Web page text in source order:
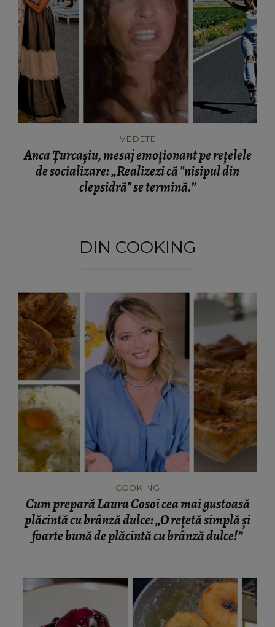
VEDETE
Anca Țurcașiu, mesaj emoționant pe rețelele
de socializare: „Realizezi că "nisipul din
clepsidră" se termină.”
DIN COOKING
COOKING
Cum prepară Laura Cosoi cea mai gustoasă
plăcintă cu brânză dulce: „O rețetă simplă și
foarte bună de plăcintă cu brânză dulce!”